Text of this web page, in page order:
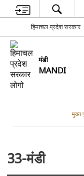
हिमाचल प्रदेश सरकार
मंडी
MANDI
मुख्य
33-मंडी